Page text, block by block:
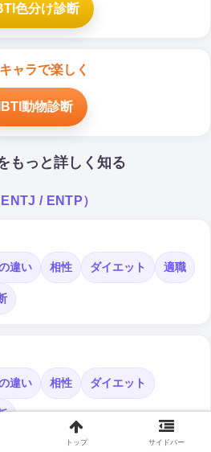
色分け診断
ャラで楽しく
動物診断
もっと詳しく知る
/ ENTP）
違い 相性 ダイエット 適職
違い 相性 ダイエット
トップ サイドバー